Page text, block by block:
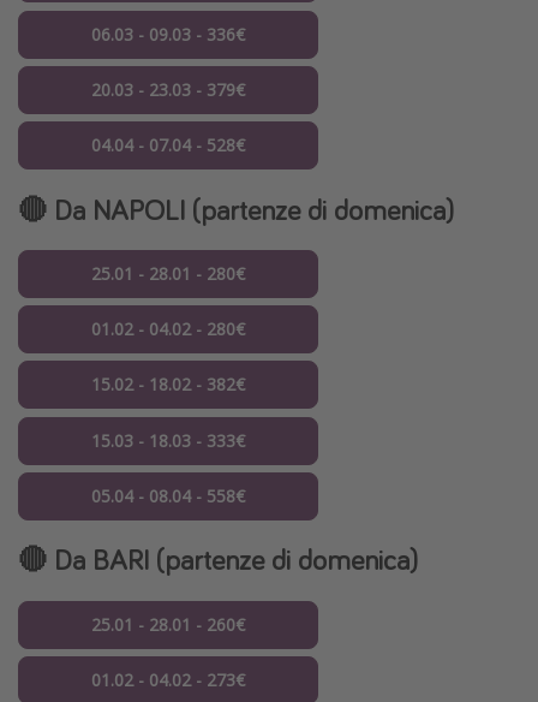
06.03 - 09.03 - 336€
20.03 - 23.03 - 379€
04.04 - 07.04 - 528€
🔴 Da NAPOLI (partenze di domenica)
25.01 - 28.01 - 280€
01.02 - 04.02 - 280€
15.02 - 18.02 - 382€
15.03 - 18.03 - 333€
05.04 - 08.04 - 558€
🔴 Da BARI (partenze di domenica)
25.01 - 28.01 - 260€
01.02 - 04.02 - 273€